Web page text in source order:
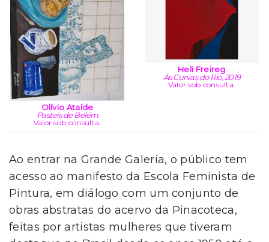
Olívio Ataíde
Pasteis de Belém
Valor sob consulta.
Heli Freireg
As Curvas do Rio, 2019
Valor sob consulta.
Ao entrar na Grande Galeria, o público tem
acesso ao manifesto da Escola Feminista de
Pintura, em diálogo com um conjunto de
obras abstratas do acervo da Pinacoteca,
feitas por artistas mulheres que tiveram